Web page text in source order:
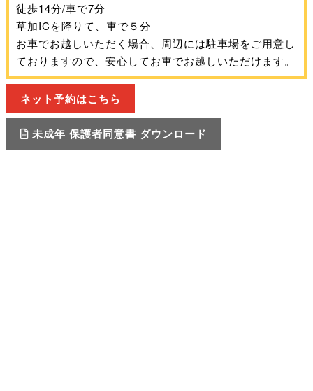
徒歩14分/車で7分
草加ICを降りて、車で５分
お車でお越しいただく場合、周辺には駐車場をご用意し
ておりますので、安心してお車でお越しいただけます。
ネット予約はこちら
未成年 保護者同意書 ダウンロード